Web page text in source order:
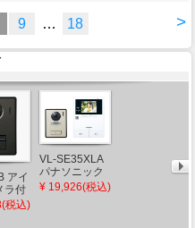
>
9 … 18
アイ
ラ付
露出
税込)
VL-SE35XLA
パナソニック
テレビドアホ
¥ 19,926(税込)
アホンセット
¥ 31,424(税込)